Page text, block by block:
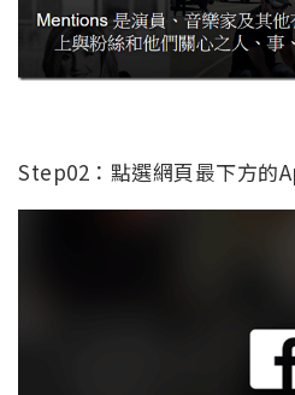
Step02：點選網頁最下方的